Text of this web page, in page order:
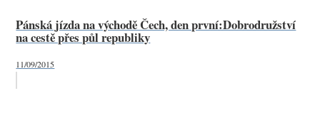
Pánská jízda na východě Čech, den první:Dobrodružství
na cestě přes půl republiky
11/09/2015